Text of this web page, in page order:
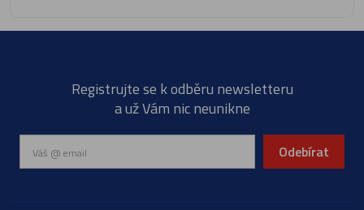
Registrujte se k odběru newsletteru
a už Vám nic neunikne
Odebírat